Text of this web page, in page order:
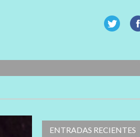
ENTRADAS RECIENTES